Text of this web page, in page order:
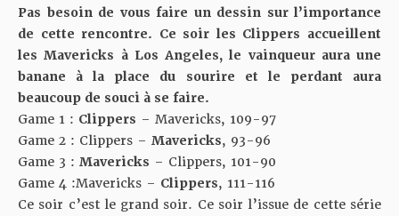
Pas besoin de vous faire un dessin sur l’importance
de cette rencontre. Ce soir les Clippers accueillent
les Mavericks à Los Angeles, le vainqueur aura une
banane à la place du sourire et le perdant aura
beaucoup de souci à se faire.
Game 1 : Clippers – Mavericks, 109-97
Game 2 : Clippers – Mavericks, 93-96
Game 3 : Mavericks – Clippers, 101-90
Game 4 :Mavericks – Clippers, 111-116
Ce soir c’est le grand soir. Ce soir l’issue de cette série